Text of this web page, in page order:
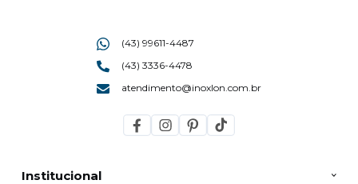
Institucional
(43) 99611-4487
(43) 3336-4478
atendimento@inoxlon.com.br